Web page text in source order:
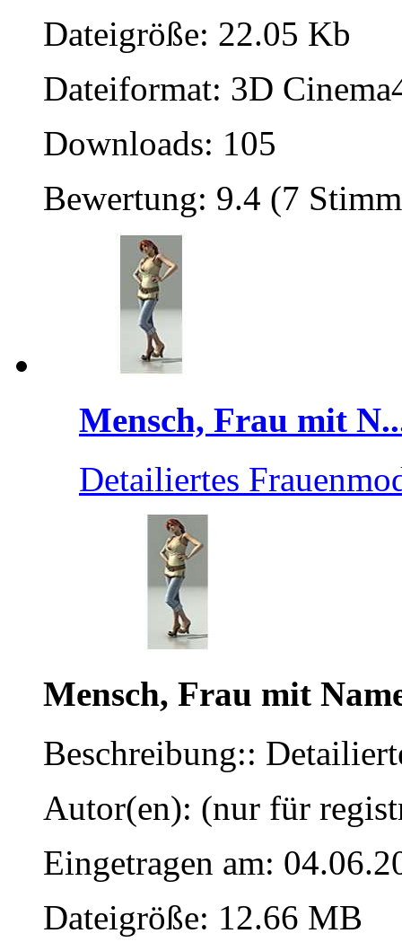
Dateigröße: 22.05 Kb
Dateiformat: 3D
Downloads: 105
Bewertung: 9.4 (7
Mensch, Frau mit
Detailiertes
Mensch, Frau mit
Beschreibung::
Autor(en): (nur für
Eingetragen am:
Dateigröße: 12.66 MB